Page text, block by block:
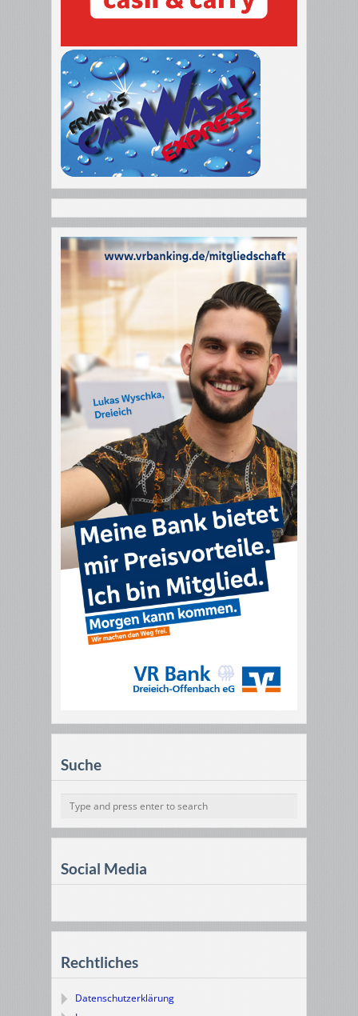
Suche
Social Media
Rechtliches
Datenschutzerklärung